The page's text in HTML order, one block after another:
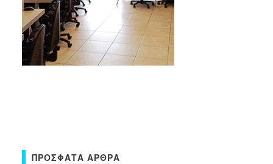
ΠΡΌΣΦΑΤΑ ΆΡΘΡΑ